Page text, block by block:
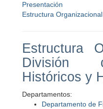
Estructura
División
Históricos y
Departamentos:
Departamento de
Presentación
Estructura Organizacional